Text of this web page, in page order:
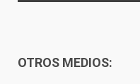
OTROS MEDIOS: